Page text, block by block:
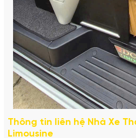
Thông tin liên hệ Nhà Xe
Limousine